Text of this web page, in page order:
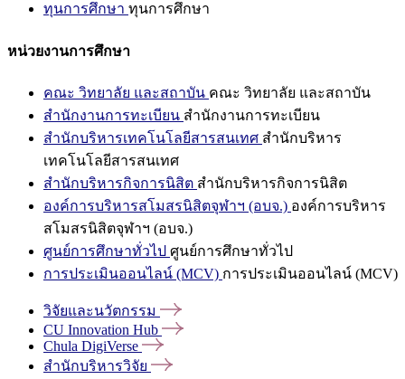
ทุนการศึกษา ทุนการศึกษา
หน่วยงานการศึกษา
คณะ วิทยาลัย และสถาบัน คณะ วิทยาลัย และสถาบัน
สำนักงานการทะเบียน สำนักงานการทะเบียน
สำนักบริหารเทคโนโลยีสารสนเทศ สำนักบริหาร
เทคโนโลยีสารสนเทศ
สำนักบริหารกิจการนิสิต สำนักบริหารกิจการนิสิต
องค์การบริหารสโมสรนิสิตจุฬาฯ (อบจ.) องค์การบริหาร
สโมสรนิสิตจุฬาฯ (อบจ.)
ศูนย์การศึกษาทั่วไป ศูนย์การศึกษาทั่วไป
การประเมินออนไลน์ (MCV) การประเมินออนไลน์ (MCV)
วิจัยและนวัตกรรม
CU Innovation Hub
Chula DigiVerse
สำนักบริหารวิจัย